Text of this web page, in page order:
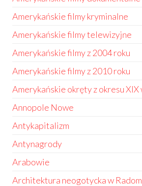
Amerykańskie filmy kryminalne
Amerykańskie filmy telewizyjne
Amerykańskie filmy z 2004 roku
Amerykańskie filmy z 2010 roku
Amerykańskie okręty z okresu XIX
Annopole Nowe
Antykapitalizm
Antynagrody
Arabowie
Architektura neogotycka w